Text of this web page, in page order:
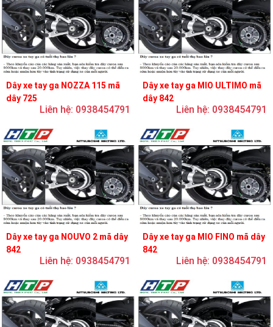
Dây xe tay ga NOZZA 115 mã
dây 725
Liên hệ: 0938454791
Dây xe tay ga MIO ULTIMO mã
dây 842
Liên hệ: 0938454791
Dây xe tay ga NOUVO 2 mã dây
842
Liên hệ: 0938454791
Dây xe tay ga MIO FINO mã dây
842
Liên hệ: 0938454791